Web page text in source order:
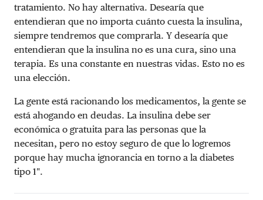
tratamiento. No hay alternativa. Desearía que
entendieran que no importa cuánto cuesta la insulina,
siempre tendremos que comprarla. Y desearía que
entendieran que la insulina no es una cura, sino una
terapia. Es una constante en nuestras vidas. Esto no es
una elección.
La gente está racionando los medicamentos, la gente se
está ahogando en deudas. La insulina debe ser
económica o gratuita para las personas que la
necesitan, pero no estoy seguro de que lo logremos
porque hay mucha ignorancia en torno a la diabetes
tipo 1″.